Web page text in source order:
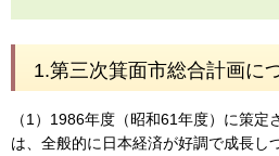
1.第三次箕面市総合計画に
（1）1986年度（昭和61年度）に策
は、全般的に日本経済が好調で成長し